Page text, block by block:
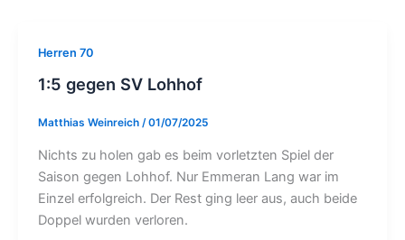
Herren 70
1:5 gegen SV Lohhof
Matthias Weinreich /01/07/2025
Nichts zu holen gab es beim vorletzten Spiel der
Saison gegen Lohhof. Nur Emmeran Lang war im
Einzel erfolgreich. Der Rest ging leer aus, auch beide
Doppel wurden verloren.